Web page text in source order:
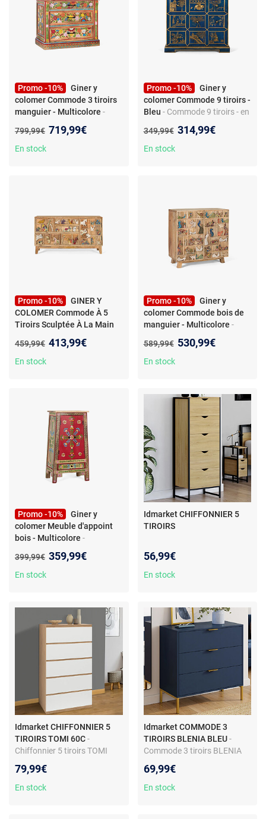
Promo -10%
Giner y
colomer Commode 3 tiroirs
manguier - Multicolore -
manguier - peint à la main
multicolore
Ancien prix :
799,99€ Nouveau prix :
719,99€
En stock
Promo -10%
Giner y
colomer Commode 9 tiroirs -
Bleu - Commode 9 tiroirs - en
bleue - faite main
Ancien prix :
349,99€ Nouveau prix :
314,99€
En stock
Promo -10%
GINER Y
COLOMER Commode À 5
Tiroirs Sculptée À La Main
Ancien prix :
459,99€ Nouveau prix :
413,99€
En stock
Promo -10%
Giner y
colomer Commode bois de
manguier - Multicolore -
manguier - style campagne -
détails décoratifs
Ancien prix :
589,99€ Nouveau prix :
530,99€
En stock
Promo -10%
Giner y
colomer Meuble d'appoint
bois - Multicolore -
bois de manguier et MDF - 1
tiroir - peint à la main
Ancien prix :
399,99€ Nouveau prix :
359,99€
En stock
Idmarket CHIFFONNIER 5
TIROIRS
56,99€
En stock
Idmarket CHIFFONNIER 5
TIROIRS TOMI 60C-
Chiffonnier 5 tiroirs TOMI
semainier bois façon hêtre et
blanc
79,99€
En stock
Idmarket COMMODE 3
TIROIRS BLENIA BLEU -
Commode 3 tiroirs BLENIA
dorées
69,99€
En stock